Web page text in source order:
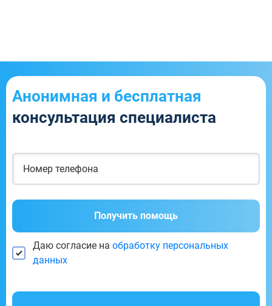
Анонимная и бесплатная
консультация специалиста
Получить помощь
Даю согласие на обработку персональных
данных